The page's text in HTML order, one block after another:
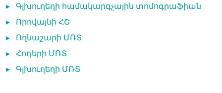
▸ Գլխուղեղի համակարգչային տոմոգրաֆիան
▸ Որովայնի ՀՇ
▸ Ողնաշարի ՄՌՏ
▸ Հոդերի ՄՌՏ
▸ Գլխուղեղի ՄՌՏ